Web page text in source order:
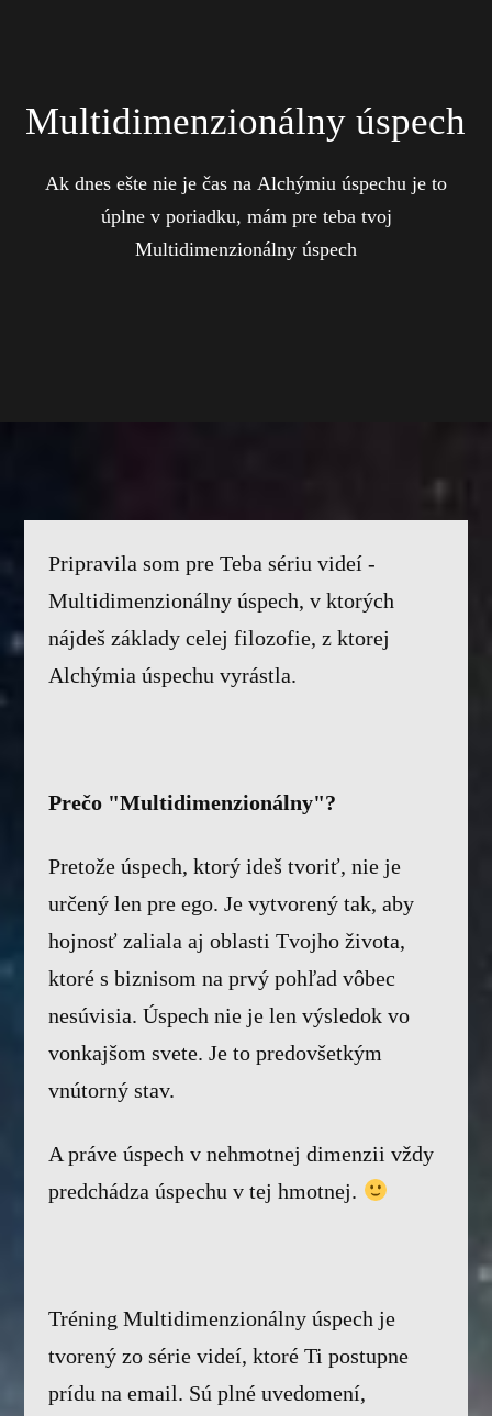
Multidimenzionálny úspech
Ak dnes ešte nie je čas na Alchýmiu úspechu je to
úplne v poriadku, mám pre teba tvoj
Multidimenzionálny úspech
Pripravila som pre Teba sériu videí -
Multidimenzionálny úspech, v ktorých
nájdeš základy celej filozofie, z ktorej
Alchýmia úspechu vyrástla.
Prečo "Multidimenzionálny"?
Pretože úspech, ktorý ideš tvoriť, nie je
určený len pre ego. Je vytvorený tak, aby
hojnosť zaliala aj oblasti Tvojho života,
ktoré s biznisom na prvý pohľad vôbec
nesúvisia. Úspech nie je len výsledok vo
vonkajšom svete. Je to predovšetkým
vnútorný stav.
A práve úspech v nehmotnej dimenzii vždy
predchádza úspechu v tej hmotnej.
Tréning Multidimenzionálny úspech je
tvorený zo série videí, ktoré Ti postupne
prídu na email. Sú plné uvedomení,